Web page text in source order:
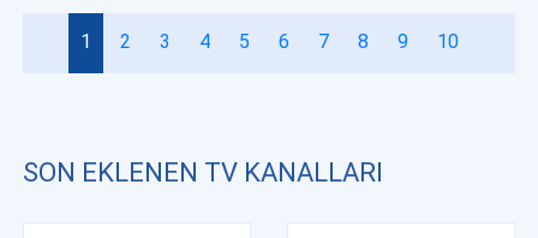
1 2 3 4 5 6 7 8 9 10
SON EKLENEN TV KANALLARI